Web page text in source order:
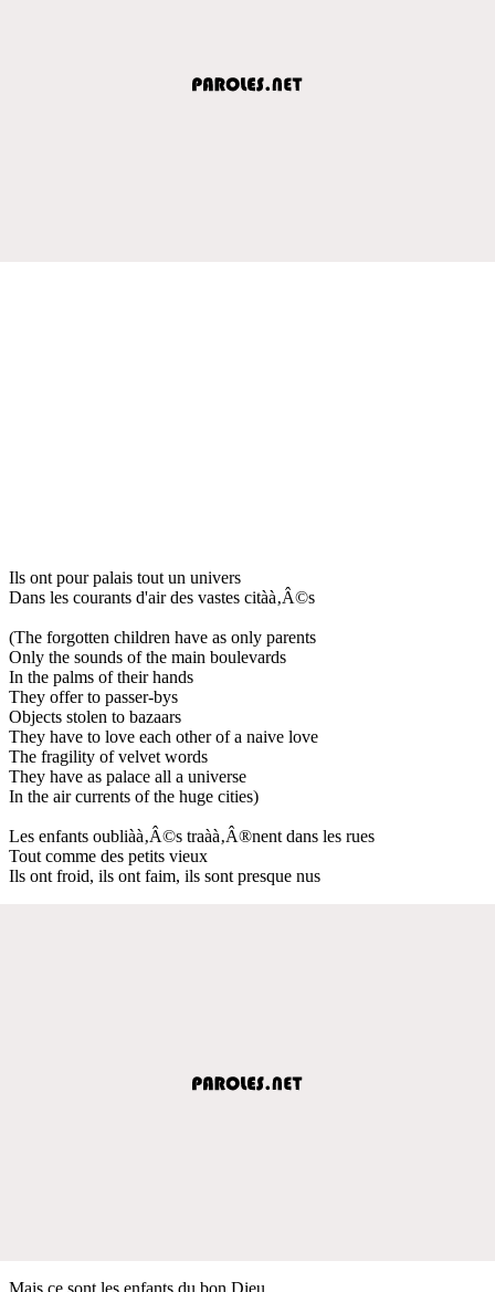
Ils ont pour palais tout un univers
Dans les courants d'air des vastes citàà‚Â©s
(The forgotten children have as only parents
Only the sounds of the main boulevards
In the palms of their hands
They offer to passer-bys
Objects stolen to bazaars
They have to love each other of a naive love
The fragility of velvet words
They have as palace all a universe
In the air currents of the huge cities)
Les enfants oubliàà‚Â©s traàà‚Â®nent dans les rues
Tout comme des petits vieux
Ils ont froid, ils ont faim, ils sont presque nus
Mais ce sont les enfants du bon Dieu